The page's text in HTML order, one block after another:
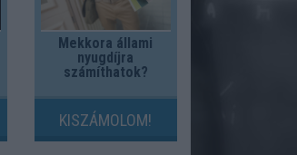
Mekkora állami
nyugdíjra
számíthatok?
KISZÁMOLOM!